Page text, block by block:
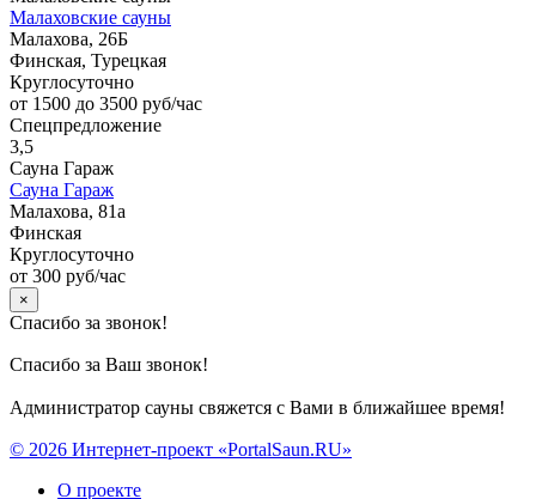
Малаховские сауны
Малахова, 26Б
Финская, Турецкая
Круглосуточно
от 1500 до 3500 руб/час
Спецпредложение
3,5
Сауна Гараж
Сауна Гараж
Малахова, 81а
Финская
Круглосуточно
от 300 руб/час
×
Спасибо за звонок!
Спасибо за Ваш звонок!
Администратор сауны свяжется с Вами в ближайшее время!
© 2026 Интернет-проект «PortalSaun.RU»
О проекте